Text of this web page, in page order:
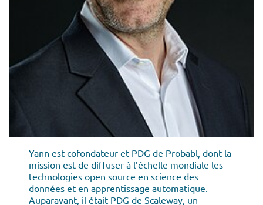
Yann est cofondateur et PDG de Probabl, dont la
mission est de diffuser à l’échelle mondiale les
technologies open source en science des
données et en apprentissage automatique.
Auparavant, il était PDG de Scaleway, un